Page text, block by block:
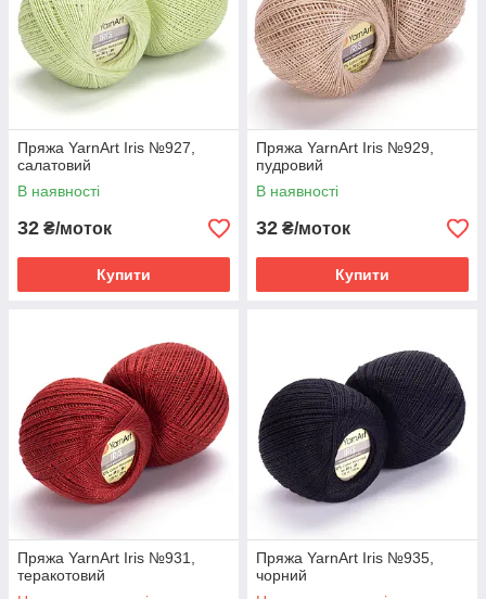
Пряжа YarnArt Iris №927,
салатовий
В наявності
32 ₴/моток
Купити
Пряжа YarnArt Iris №929,
пудровий
В наявності
32 ₴/моток
Купити
Пряжа YarnArt Iris №931,
теракотовий
Пряжа YarnArt Iris №935,
чорний